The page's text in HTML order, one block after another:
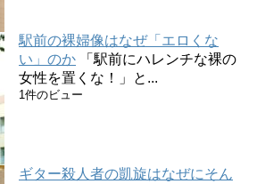
駅前の裸婦像はなぜ「エロくな
い」のか
「駅前にハレンチな裸の
女性を置くな！」と...
1件のビュー
ギター殺人者の凱旋はなぜにそん